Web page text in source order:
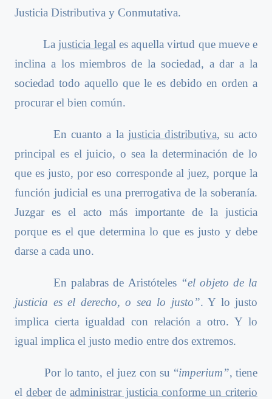
Justicia Distributiva y Conmutativa.
La justicia legal es aquella virtud que mueve e
inclina a los miembros de la sociedad, a dar a la
sociedad todo aquello que le es debido en orden a
procurar el bien común.
En cuanto a la justicia distributiva, su acto
principal es el juicio, o sea la determinación de lo
que es justo, por eso corresponde al juez, porque la
función judicial es una prerrogativa de la soberanía.
Juzgar es el acto más importante de la justicia
porque es el que determina lo que es justo y debe
darse a cada uno.
En palabras de Aristóteles “el objeto de la
justicia es el derecho, o sea lo justo”. Y lo justo
implica cierta igualdad con relación a otro. Y lo
igual implica el justo medio entre dos extremos.
Por lo tanto, el juez con su “imperium”, tiene
eldeberdeadministrar justicia conforme un criterio